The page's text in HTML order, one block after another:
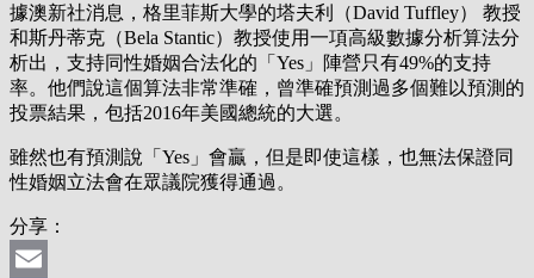
據澳新社消息，格里菲斯大學的塔夫利（David Tuffley） 教授
和斯丹蒂克（Bela Stantic）教授使用一項高級數據分析算法分
析出，支持同性婚姻合法化的「Yes」陣營只有49%的支持
率。他們說這個算法非常準確，曾準確預測過多個難以預測的
投票結果，包括2016年美國總統的大選。
雖然也有預測說「Yes」會贏，但是即使這樣，也無法保證同
性婚姻立法會在眾議院獲得通過。
分享：